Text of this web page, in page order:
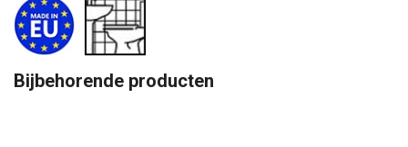
Bijbehorende producten